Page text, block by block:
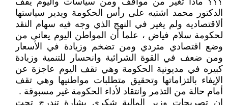
الدكتور محمد اشتيه على رأس الحكومة ويدير سياستها
ألاقتصاديه ولم يغير في النهج الذي وجه فيه سهام النقد
لحكومة سلام فياض ، علما أن المواطن اليوم يعاني من
وضع اقتصادي متردي ومن تضخم وزيادة في الأسعار
ومن ضعف في القوة الشرائية وانحسار للتنمية وزيادة
كبيره في مديونية الحكومة وهي تقف اليوم عاجزة عن
الإيفاء بالتزاماتها وتحقيق متطلبات مواطنيها وهي تقف
أمام حالة من التذمر وانتقاد لأداء الحكومة غير مسبوقة .
إن تصريحات وزير المالية شكري بشارة تندرج تحت